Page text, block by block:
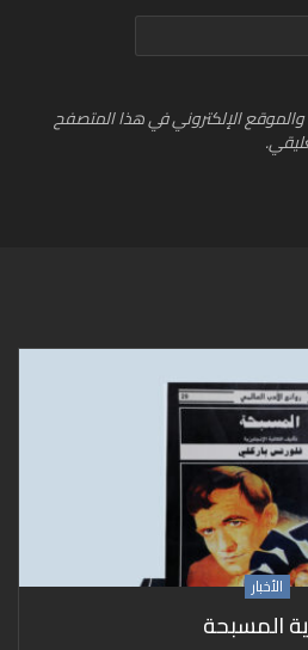
الإلكتروني في هذا المتصفح
الأخبار
المسبحة